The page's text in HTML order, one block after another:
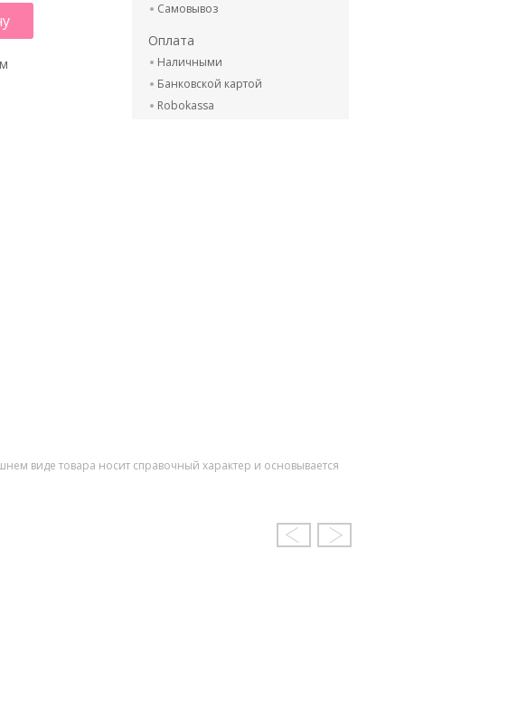
Самовывоз
Оплата
Наличными
Банковской картой
Robokassa
виде товара носит справочный характер и основывается